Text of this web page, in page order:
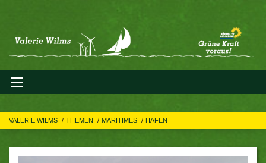
VALERIE WILMS THEMEN MARITIMES HÄFEN